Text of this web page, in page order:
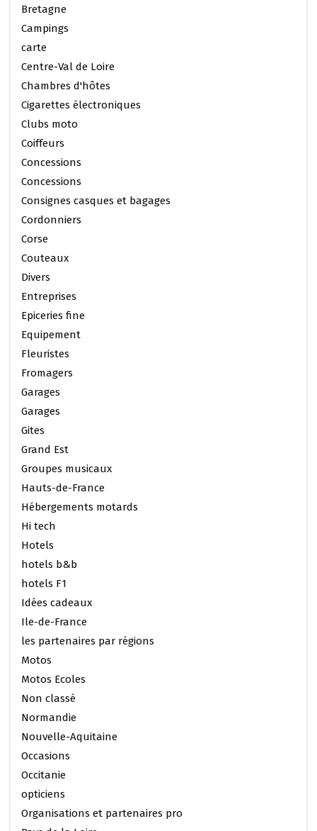
Bretagne
Campings
carte
Centre-Val de Loire
Chambres d'hôtes
Cigarettes électroniques
Clubs moto
Coiffeurs
Concessions
Concessions
Consignes casques et bagages
Cordonniers
Corse
Couteaux
Divers
Entreprises
Epiceries fine
Equipement
Fleuristes
Fromagers
Garages
Garages
Gites
Grand Est
Groupes musicaux
Hauts-de-France
Hébergements motards
Hi tech
Hotels
hotels b&b
hotels F1
Idées cadeaux
Ile-de-France
les partenaires par régions
Motos
Motos Ecoles
Non classé
Normandie
Nouvelle-Aquitaine
Occasions
Occitanie
opticiens
Organisations et partenaires pro